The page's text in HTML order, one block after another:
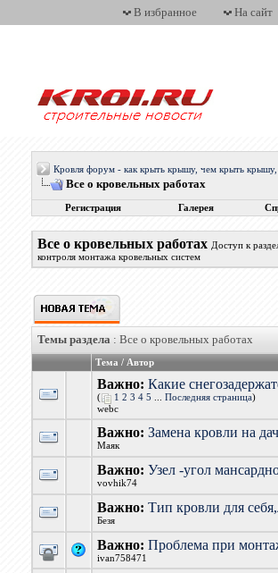
В избранное На сайт
Кровля форум - как крыть крышу, чем крыть
Все о кровельных работах
Регистрация Галерея
Все о кровельных работах Доступ к
контроля монтажа кровельных систем
Темы раздела: Все о кровельных работах
Тема / Автор
Важно: Какие
( 1 2 3 4 5 Последняя страница)
webc
Важно: Замена кровли на
Маяк
Важно: Узел -угол
vovhik74
Важно: Тип кровли для
Безя
Важно: Проблема при
ivan758471